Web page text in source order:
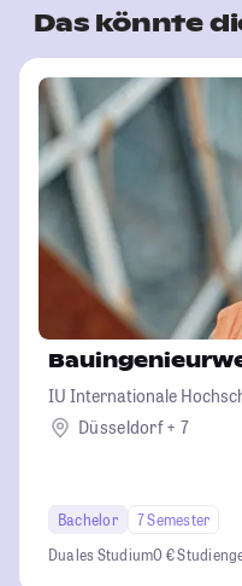
Das könnte
IU Internationale
Düsseldorf + 7
Bachelor
7 Semester
Duales Studium0 €